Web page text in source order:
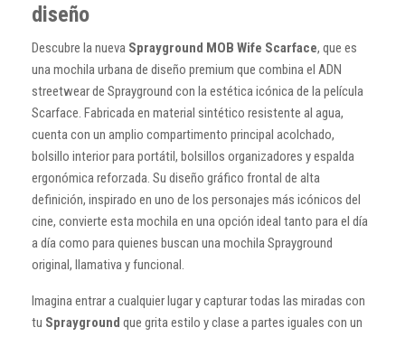
diseño
Descubre la nueva Sprayground MOB Wife Scarface, que es
una mochila urbana de diseño premium que combina el ADN
streetwear de Sprayground con la estética icónica de la película
Scarface. Fabricada en material sintético resistente al agua,
cuenta con un amplio compartimento principal acolchado,
bolsillo interior para portátil, bolsillos organizadores y espalda
ergonómica reforzada. Su diseño gráfico frontal de alta
definición, inspirado en uno de los personajes más icónicos del
cine, convierte esta mochila en una opción ideal tanto para el día
a día como para quienes buscan una mochila Sprayground
original, llamativa y funcional.
Imagina entrar a cualquier lugar y capturar todas las miradas con
tu Sprayground que grita estilo y clase a partes iguales con un